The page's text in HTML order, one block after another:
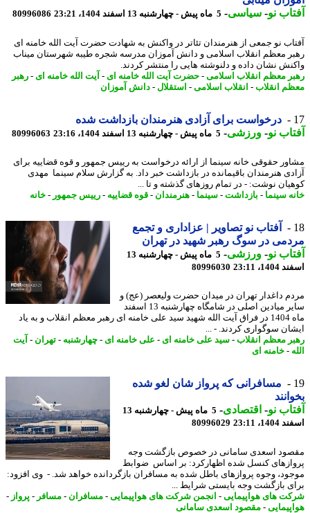
نو- سیاسی-5 ماه پیش - چهارشنبه 13 اسفند 1404، 23:21 80996086
نو جمعی از هنرمندان تئاتر در واکنش به شهادت حضرت آیت الله خامنه ای
معظم انقلاب اسلامی و دانش آموزان مدرسه شجره طیبه شهرستان میناب
نشان داده و دلنوشته هایی را منتشر کردند.
معظم انقلاب اسلامی-حضرت آیت الله خامنه ای- آیت الله خامنه ای- رهبر
انقلاب-انقلاب اسلامی-استقلال-دانش آموزان
درخواست برای آزادی هنرمندان بازداشت شده
نو- ورزشی-5 ماه پیش - چهارشنبه 13 اسفند 1404، 23:16 80996063
حقوقی خانه سینما از ارائه درخواست به رییس جمهور و قوه قضاییه برای
هنرمندان باقیمانده در بازداشت خبر داد. به گزارش سلام سینما مهدی
نوشت: - در تمام روزهای گذشته و تا ...
سینما-بازداشت -سینما-هنرمندان- قوه قضاییه-رییس جمهور-خانه
آفتاب نو تصاویر | عزاداری و تجمع
در سوگ رهبر شهید در تهران
نو- ورزشی-
5 ماه پیش - چهارشنبه 13
23:11
80996030
داغدار تهران در میدان حضرت ولیعصر (عج) و
سایر میادین اصلی در شامگاه چهارشنبه 13 اسفند
ماه 1404 در فراق آیت الله شهید سید علی خامنه ای رهبر معظم انقلاب و به یاد
سوگواری کردند. - ...
معظم انقلاب-سید علی خامنه ای- علی خامنه ای- چهارشنبه-تهران-
آیت
-خامنه ای
مسافرانی که پرواز شان لغو شده
نو- اقتصادی-
5 ماه پیش - چهارشنبه 13
23:11
80996029
اسعدی سامانی در خصوص بازگشت وجه
کنسل شده اظهارکرد: بر اساس ضوابط
وجوه پروازهای باطل شده به مسافران بازگردانده خواهد شد. - وی افزود:
بازگشت وجه بایستی شرایط ...
های هواپیمایی-انجمن شرکت های هواپیمایی-مسافران- مسافر-پرواز-
-مقصود اسعدی سامانی